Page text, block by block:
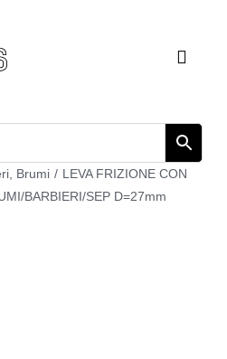
Toggle
Catalogo
, Brumi / LEVA FRIZIONE CON
BARBIERI/SEP D=27mm